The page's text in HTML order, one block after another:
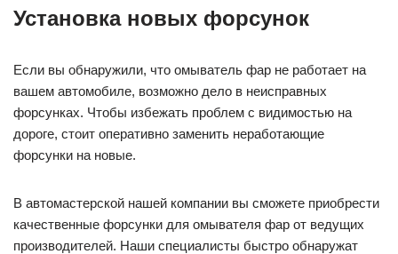
Установка новых форсунок
Если вы обнаружили, что омыватель фар не работает на
вашем автомобиле, возможно дело в неисправных
форсунках. Чтобы избежать проблем с видимостью на
дороге, стоит оперативно заменить неработающие
форсунки на новые.
В автомастерской нашей компании вы сможете приобрести
качественные форсунки для омывателя фар от ведущих
производителей. Наши специалисты быстро обнаружат